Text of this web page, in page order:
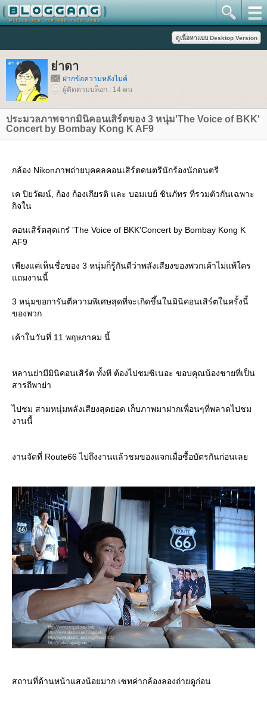
่าดา
ฝากข้อความหลังไมค์
ผู้ติดตามบล็อก : 14 คน
ประมวลภาพจากมินิคอนเสิร์ตของ 3 หนุ่ม'The Voice of BKK'
Concert by Bombay Kong K AF9
กล้อง Nikonภาพถ่ายบุคคลคอนเสิร์ตดนตรีนักร้องนักดนตรี
เค ปิยวัฒน์, ก้อง ก้องเกียรติ และ บอมเบย์ ชินภัทร ที่รวมตัวกันเฉพาะ
กิจใน
คอนเสิร์ตสุดเกร๋ 'The Voice of BKK'Concert by Bombay Kong K
AF9
เพียงแค่เห็นชื่อของ 3 หนุ่มก็รู้กันดีว่าพลังเสียงของพวกเค้าไม่แพ้ใคร
ถมงานนี้
3 หนุ่มขอการันตีความพิเศษสุดที่จะเกิดขึ้นในมินิคอนเสิร์ตในครั้งนี้
ของพวก
เค้าในวันที่ 11 พฤษภาคม นี้
หลานย่ามีมินิคอนเสิร์ต ทั้งที ต้องไปชมซิเนอะ ขอบคุณน้องชายที่เป็น
สารถีพาย่า
ไปชม สามหนุ่มพลังเสียงสุดยอด เก็บภาพมาฝากเพื่อนๆที่พลาดไปชม
งานนี้
งานจัดที่ Route66 ไปถึงงานแล้วชมของแจกเมื่อซื้อบัตรกันก่อนเล
สถานที่ด้านหน้าแสงน้อยมาก เซทค่ากล้องลองถ่ายดูก่อน